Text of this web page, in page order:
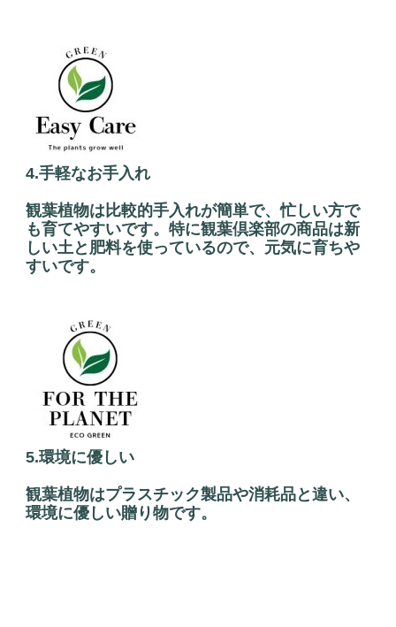
4.手軽なお手入れ
観葉植物は比較的手入れが簡単で、忙しい方で
も育てやすいです。特に観葉倶楽部の商品は新
しい土と肥料を使っているので、元気に育ちや
すいです。
5.環境に優しい
観葉植物はプラスチック製品や消耗品と違い、
環境に優しい贈り物です。